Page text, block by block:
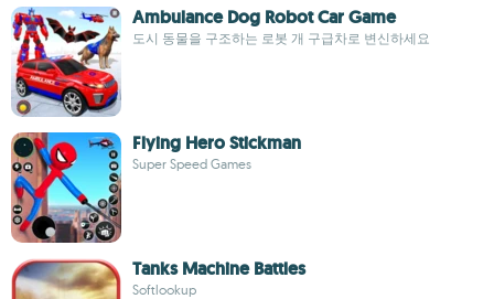
Ambulance Dog Robot Car Game
도시 동물을 구조하는 로봇 개 구급차로 변신하세요
Flying Hero Stickman
Super Speed Games
Tanks Machine Battles
Softlookup